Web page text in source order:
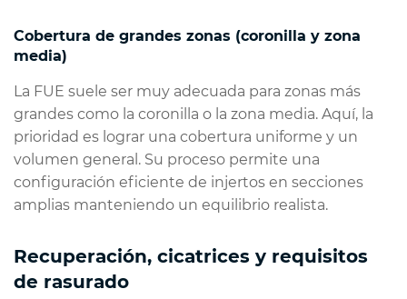
Cobertura de grandes zonas (coronilla y zona
media)
La FUE suele ser muy adecuada para zonas más
grandes como la coronilla o la zona media. Aquí, la
prioridad es lograr una cobertura uniforme y un
volumen general. Su proceso permite una
configuración eficiente de injertos en secciones
amplias manteniendo un equilibrio realista.
Recuperación, cicatrices y requisitos
de rasurado